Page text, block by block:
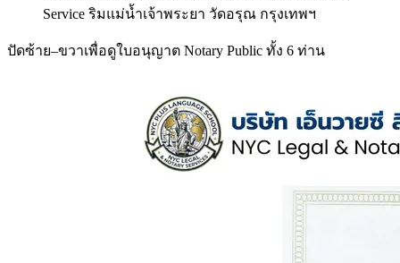
Service ริมแม่น้ำเจ้าพระยา วัดอรุณ กรุงเทพฯ
ปัดซ้าย–ขวาเพื่อดูใบอนุญาต Notary Public ทั้ง 6 ท่าน